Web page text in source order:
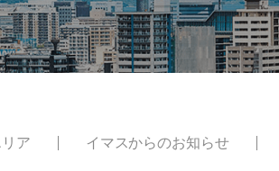
ア イマスからのお知らせ